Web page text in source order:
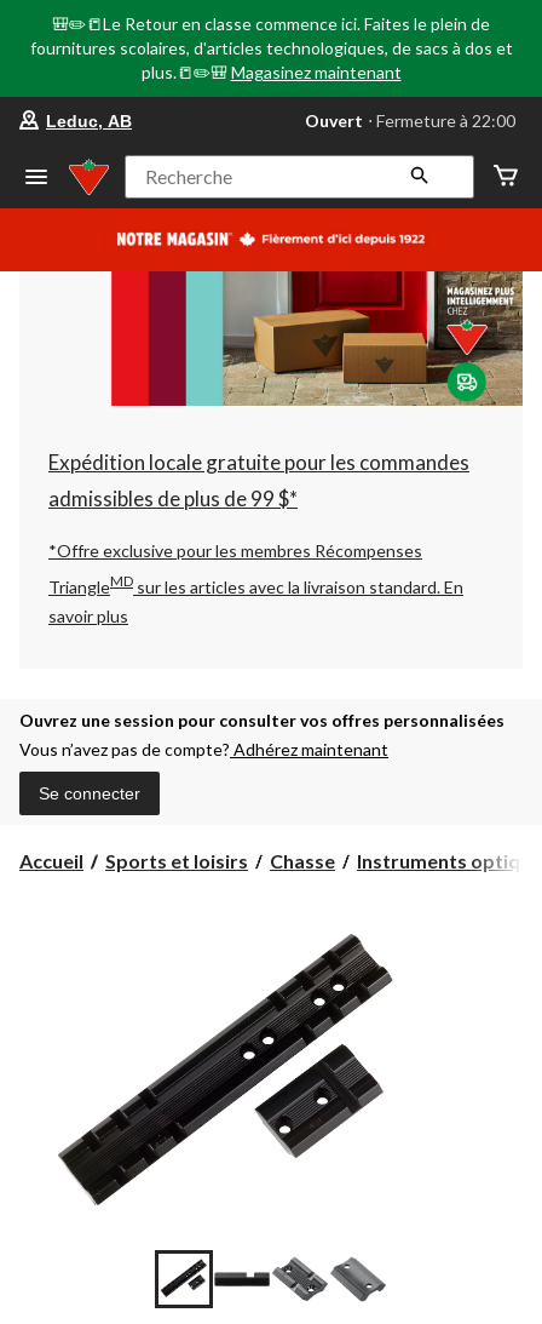
🎒✏️📒Le Retour en classe commence ici. Faites le plein de
fournitures scolaires, d'articles technologiques, de sacs à dos et
plus.📒✏️🎒 Magasinez maintenant
votre
préféré
Leduc,
AB,
courament
Fermeture
à
22:00
cliquer
pour
changer
Leduc, AB Ouvert ⋅ Fermeture à 22:00
Recherche
Expédition locale gratuite pour les commandes
admissibles de plus de 99 $*
*Offre exclusive pour les membres Récompenses
TriangleMD sur les articles avec la livraison standard.En
savoir plus
Ouvrez une session pour consulter vos offres personnalisées
Vous n’avez pas de compte? Adhérez maintenant
Se connecter
Accueil Sports et loisirs Chasse Instruments